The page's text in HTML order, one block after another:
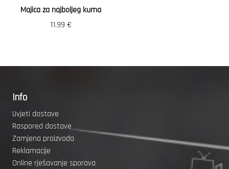
Majica za najboljeg kuma
11.99 €
Info
Uvjeti dostave
Raspored dostave
Zamjena proizvoda
Reklamacije
Online rješavanje sporova